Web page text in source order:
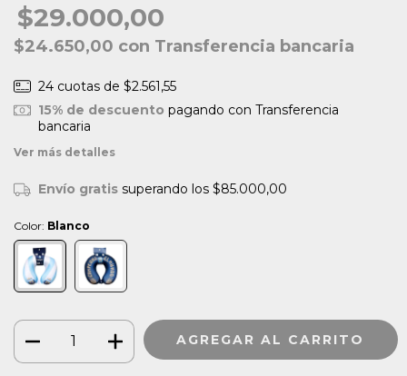
$29.000,00
$24.650,00 con Transferencia bancaria
24 cuotas de $2.561,55
15% de descuento pagando con Transferencia
bancaria
Ver más detalles
Envío gratis superando los $85.000,00
Color: Blanco